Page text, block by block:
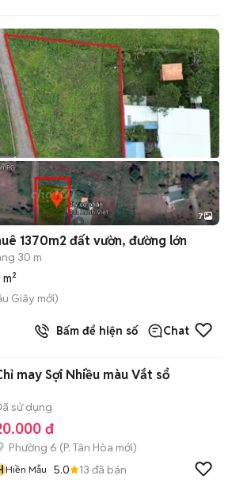
+2
7
1370m2 đất vườn, đường lớn
30 m
Giây mới)
Bấm để hiện số Chat
may Sợi Nhiều màu Vắt sổ
sử dụng
đ
Phường 6 (P. Tân Hòa mới)
Hiền Mẫu 5.0 13 đã bán